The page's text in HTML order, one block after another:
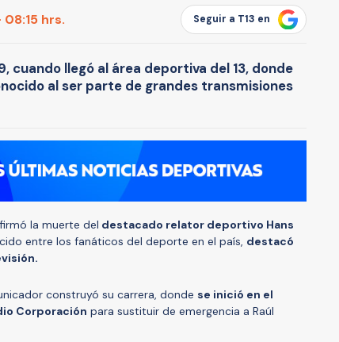
hrs. Seguir a T13 en
cuando llegó al área deportiva del 13, donde
al ser parte de grandes transmisiones
la muerte del destacado relator deportivo Hans
entre los fanáticos del deporte en el país, destacó
construyó su carrera, donde se inició en el
Corporación para sustituir de emergencia a Raúl